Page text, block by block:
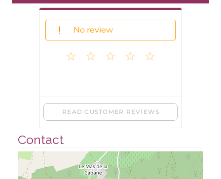
Contact